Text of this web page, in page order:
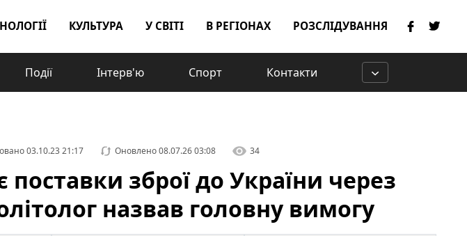
КУЛЬТУРА У СВІТІ В РЕГІОНАХ РОЗСЛІДУВАННЯ
Події Інтерв'ю Спорт Контакти
03.10.23 21:17 Оновлено08.07.26 03:08 34
поставки зброї до України через
назвав головну вимогу